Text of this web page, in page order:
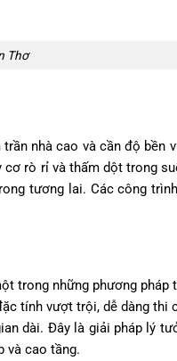
Thơ
nhà cao và cần độ bền
rò rỉ và thấm dột trong
tương lai. Các công
trong những phương pháp
tính vượt trội, dễ dàng thi
dài. Đây là giải pháp lý
và cao tầng.